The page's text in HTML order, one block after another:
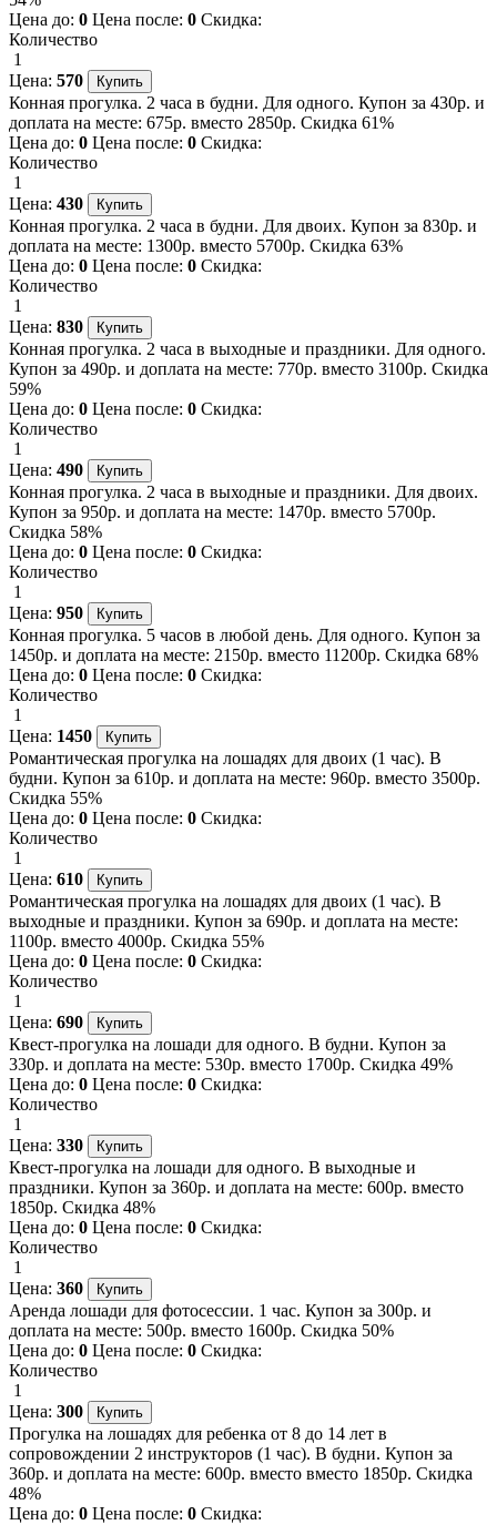
Цена до: 0 Цена после: 0 Скидка:
Количество
1
Цена: 570
Конная прогулка. 2 часа в будни. Для одного. Купон за 430р. и
доплата на месте: 675р. вместо 2850р. Скидка 61%
Цена до: 0 Цена после: 0 Скидка:
Количество
1
Цена: 430
Конная прогулка. 2 часа в будни. Для двоих. Купон за 830р. и
доплата на месте: 1300р. вместо 5700р. Скидка 63%
Цена до: 0 Цена после: 0 Скидка:
Количество
1
Цена: 830
Конная прогулка. 2 часа в выходные и праздники. Для одного.
Купон за 490р. и доплата на месте: 770р. вместо 3100р. Скидка
59%
Цена до: 0 Цена после: 0 Скидка:
Количество
1
Цена: 490
Конная прогулка. 2 часа в выходные и праздники. Для двоих.
Купон за 950р. и доплата на месте: 1470р. вместо 5700р.
Скидка 58%
Цена до: 0 Цена после: 0 Скидка:
Количество
1
Цена: 950
Конная прогулка. 5 часов в любой день. Для одного. Купон за
1450р. и доплата на месте: 2150р. вместо 11200р. Скидка 68%
Цена до: 0 Цена после: 0 Скидка:
Количество
1
Цена: 1450
Романтическая прогулка на лошадях для двоих (1 час). В
будни. Купон за 610р. и доплата на месте: 960р. вместо 3500р.
Скидка 55%
Цена до: 0 Цена после: 0 Скидка:
Количество
1
Цена: 610
Романтическая прогулка на лошадях для двоих (1 час). В
выходные и праздники. Купон за 690р. и доплата на месте:
1100р. вместо 4000р. Скидка 55%
Цена до: 0 Цена после: 0 Скидка:
Количество
1
Цена: 690
Квест-прогулка на лошади для одного. В будни. Купон за
330р. и доплата на месте: 530р. вместо 1700р. Скидка 49%
Цена до: 0 Цена после: 0 Скидка:
Количество
1
Цена: 330
Квест-прогулка на лошади для одного. В выходные и
праздники. Купон за 360р. и доплата на месте: 600р. вместо
1850р. Скидка 48%
Цена до: 0 Цена после: 0 Скидка:
Количество
1
Цена: 360
Аренда лошади для фотосессии. 1 час. Купон за 300р. и
доплата на месте: 500р. вместо 1600р. Скидка 50%
Цена до: 0 Цена после: 0 Скидка:
Количество
1
Цена: 300
Прогулка на лошадях для ребенка от 8 до 14 лет в
сопровождении 2 инструкторов (1 час). В будни. Купон за
360р. и доплата на месте: 600р. вместо вместо 1850р. Скидка
48%
Цена до: 0 Цена после: 0 Скидка: